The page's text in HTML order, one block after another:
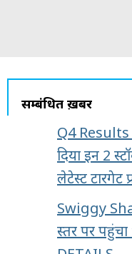
सम्बंधित ख़बरें
Q4
दिया इन 2
लेटेस्ट टारगेट
Swiggy
स्तर पर